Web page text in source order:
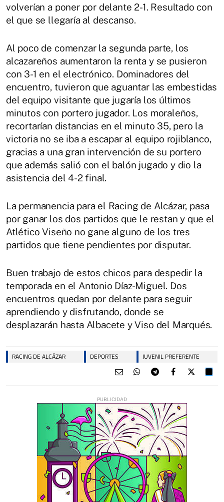
volverían a poner por delante 2-1. Resultado con
el que se llegaría al descanso.
Al poco de comenzar la segunda parte, los
alcazareños aumentaron la renta y se pusieron
con 3-1 en el electrónico. Dominadores del
encuentro, tuvieron que aguantar las embestidas
del equipo visitante que jugaría los últimos
minutos con portero jugador. Los moraleños,
recortarían distancias en el minuto 35, pero la
victoria no se iba a escapar al equipo rojiblanco,
gracias a una gran intervención de su portero
que además salió con el balón jugado y dio la
asistencia del 4-2 final.
La permanencia para el Racing de Alcázar, pasa
por ganar los dos partidos que le restan y que el
Atlético Viseño no gane alguno de los tres
partidos que tiene pendientes por disputar.
Buen trabajo de estos chicos para despedir la
temporada en el Antonio Díaz-Miguel. Dos
encuentros quedan por delante para seguir
aprendiendo y disfrutando, donde se
desplazarán hasta Albacete y Viso del Marqués.
RACING DE ALCÁZAR DEPORTES JUVENIL PREFERENTE